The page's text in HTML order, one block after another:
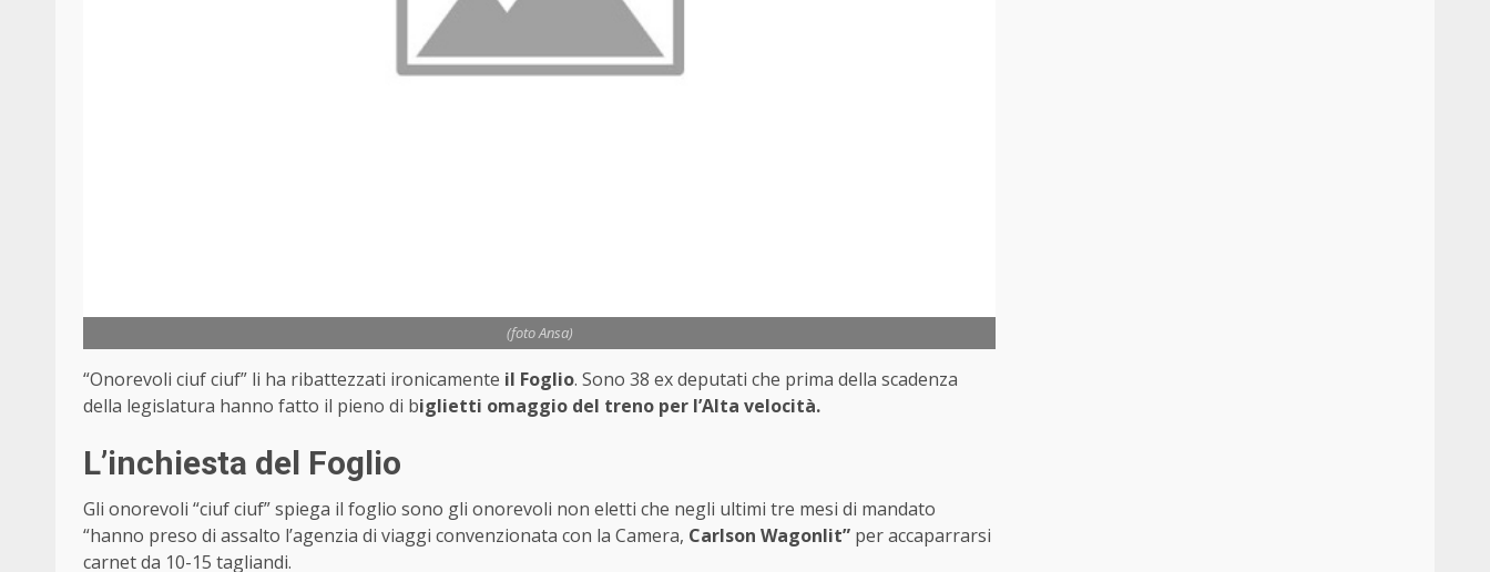
(foto Ansa)
“Onorevoli ciuf ciuf” li ha ribattezzati ironicamente il Foglio. Sono 38 ex deputati che prima della scadenza
della legislatura hanno fatto il pieno di biglietti omaggio del treno per l’Alta velocità.
L’inchiesta del Foglio
Gli onorevoli “ciuf ciuf” spiega il foglio sono gli onorevoli non eletti che negli ultimi tre mesi di mandato
“hanno preso di assalto l’agenzia di viaggi convenzionata con la Camera, Carlson Wagonlit” per accaparrarsi
carnet da 10-15 tagliandi.